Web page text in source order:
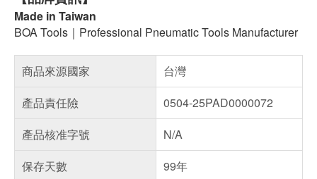
Made in Taiwan
BOA Tools｜Professional Pneumatic Tools Manufacturer
商品來源國家
台灣
產品責任險
0504-25PAD0000072
產品核准字號
N/A
保存天數
99年